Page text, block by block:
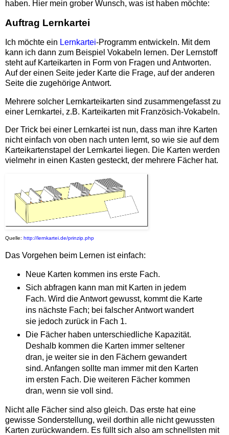
haben. Hier mein grober Wunsch, was ist haben möchte:
Auftrag Lernkartei
Ich möchte ein Lernkartei-Programm entwickeln. Mit dem
kann ich dann zum Beispiel Vokabeln lernen. Der Lernstoff
steht auf Karteikarten in Form von Fragen und Antworten.
Auf der einen Seite jeder Karte die Frage, auf der anderen
Seite die zugehörige Antwort.
Mehrere solcher Lernkarteikarten sind zusammengefasst zu
einer Lernkartei, z.B. Karteikarten mit Französich-Vokabeln.
Der Trick bei einer Lernkartei ist nun, dass man ihre Karten
nicht einfach von oben nach unten lernt, so wie sie auf dem
Karteikartenstapel der Lernkartei liegen. Die Karten werden
vielmehr in einen Kasten gesteckt, der mehrere Fächer hat.
Quelle: http://lernkartei.de/prinzip.php
Das Vorgehen beim Lernen ist einfach:
Neue Karten kommen ins erste Fach.
Sich abfragen kann man mit Karten in jedem
Fach. Wird die Antwort gewusst, kommt die Karte
ins nächste Fach; bei falscher Antwort wandert
sie jedoch zurück in Fach 1.
Die Fächer haben unterschiedliche Kapazität.
Deshalb kommen die Karten immer seltener
dran, je weiter sie in den Fächern gewandert
sind. Anfangen sollte man immer mit den Karten
im ersten Fach. Die weiteren Fächer kommen
dran, wenn sie voll sind.
Nicht alle Fächer sind also gleich. Das erste hat eine
gewisse Sonderstellung, weil dorthin alle nicht gewussten
Karten zurückwandern. Es füllt sich also am schnellsten mit